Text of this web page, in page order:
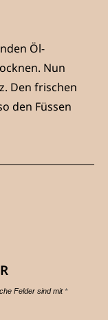
Öl-
Nun
Den frischen
den Füssen
Felder sind mit*